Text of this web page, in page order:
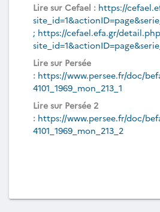
Lire sur Cefael : https://
; https://cefael.efa.gr/
Lire sur Persée
: https://www.persee.fr/doc/
4101_1969_mon_213_1
Lire sur Persée 2
: https://www.persee.fr/doc/
4101_1969_mon_213_2